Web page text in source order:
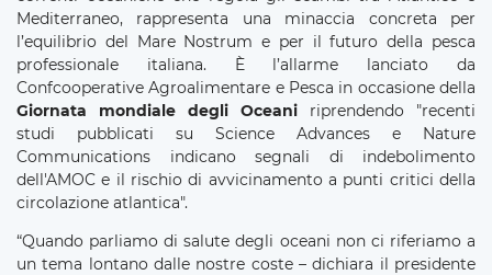
Mediterraneo, rappresenta una minaccia concreta per
l’equilibrio del Mare Nostrum e per il futuro della pesca
professionale italiana. È l’allarme lanciato da
Confcooperative Agroalimentare e Pesca in occasione della
Giornata mondiale degli Oceani riprendendo "recenti
studi pubblicati su Science Advances e Nature
Communications indicano segnali di indebolimento
dell'AMOC e il rischio di avvicinamento a punti critici della
circolazione atlantica".
“Quando parliamo di salute degli oceani non ci riferiamo a
un tema lontano dalle nostre coste – dichiara il presidente